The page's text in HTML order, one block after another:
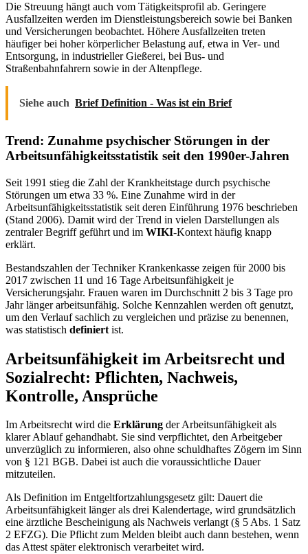
Die Streuung hängt auch vom Tätigkeitsprofil ab. Geringere
Ausfallzeiten werden im Dienstleistungsbereich sowie bei Banken
und Versicherungen beobachtet. Höhere Ausfallzeiten treten
häufiger bei hoher körperlicher Belastung auf, etwa in Ver- und
Entsorgung, in industrieller Gießerei, bei Bus- und
Straßenbahnfahrern sowie in der Altenpflege.
Siehe auch Brief Definition - Was ist ein Brief
Trend: Zunahme psychischer Störungen in der
Arbeitsunfähigkeitsstatistik seit den 1990er-Jahren
Seit 1991 stieg die Zahl der Krankheitstage durch psychische
Störungen um etwa 33 %. Eine Zunahme wird in der
Arbeitsunfähigkeitsstatistik seit deren Einführung 1976 beschrieben
(Stand 2006). Damit wird der Trend in vielen Darstellungen als
zentraler Begriff geführt und im WIKI-Kontext häufig knapp
erklärt.
Bestandszahlen der Techniker Krankenkasse zeigen für 2000 bis
2017 zwischen 11 und 16 Tage Arbeitsunfähigkeit je
Versicherungsjahr. Frauen waren im Durchschnitt 2 bis 3 Tage pro
Jahr länger arbeitsunfähig. Solche Kennzahlen werden oft genutzt,
um den Verlauf sachlich zu vergleichen und präzise zu benennen,
was statistisch definiert ist.
Arbeitsunfähigkeit im Arbeitsrecht und
Sozialrecht: Pflichten, Nachweis,
Kontrolle, Ansprüche
Im Arbeitsrecht wird die Erklärung der Arbeitsunfähigkeit als
klarer Ablauf gehandhabt. Sie sind verpflichtet, den Arbeitgeber
unverzüglich zu informieren, also ohne schuldhaftes Zögern im Sinn
von § 121 BGB. Dabei ist auch die voraussichtliche Dauer
mitzuteilen.
Als Definition im Entgeltfortzahlungsgesetz gilt: Dauert die
Arbeitsunfähigkeit länger als drei Kalendertage, wird grundsätzlich
eine ärztliche Bescheinigung als Nachweis verlangt (§ 5 Abs. 1 Satz
2 EFZG). Die Pflicht zum Melden bleibt auch dann bestehen, wenn
das Attest später elektronisch verarbeitet wird.